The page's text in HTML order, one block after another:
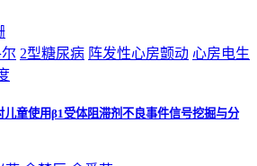
2型糖尿病 阵发性心房颤动 心房电生
儿童使用β1受体阻滞剂不良事件信号挖掘与分